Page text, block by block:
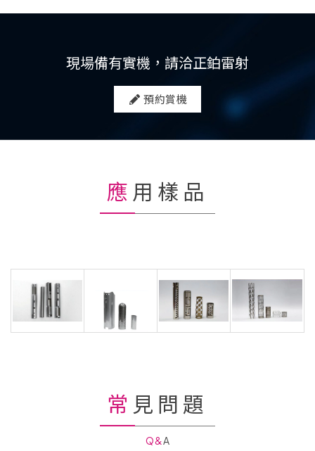
現場備有實機，請洽正鉑雷射
預約賞機
應用樣品
常見問題
Q&A